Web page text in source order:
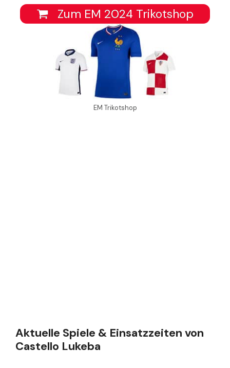
Zum EM 2024 Trikotshop
EM Trikotshop
Aktuelle Spiele & Einsatzzeiten von
Castello Lukeba